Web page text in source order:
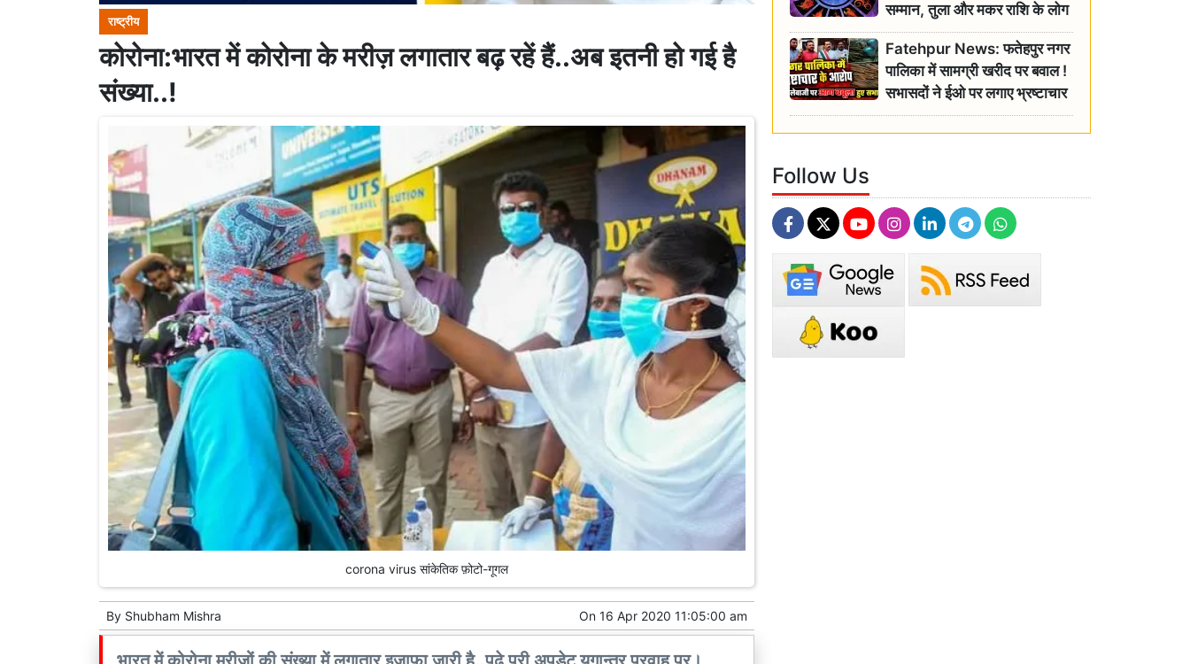
राष्ट्रीय
कोरोना:भारत में कोरोना के मरीज़ लगातार बढ़ रहें हैं..अब इतनी हो गई है
संख्या..!
corona virus सांकेतिक फ़ोटो-गूगल
By Shubham Mishra On 16 Apr 2020 11:05:00 am
सम्मान, तुला और मकर राशि के लोग
रहें सतर्क
Fatehpur News: फतेहपुर नगर
पालिका में सामग्री खरीद पर बवाल !
सभासदों ने ईओ पर लगाए भ्रष्टाचार
के गंभीर आरोप
Follow Us